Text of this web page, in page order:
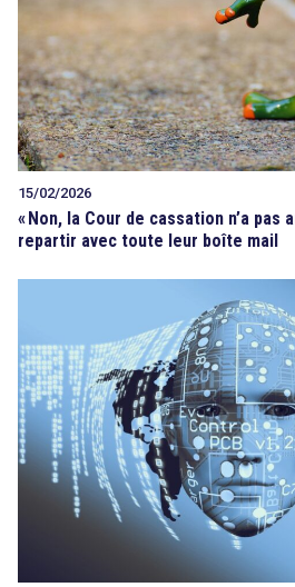
15/02/2026
« Non, la Cour de cassation n’a
repartir avec toute leur boîte mail